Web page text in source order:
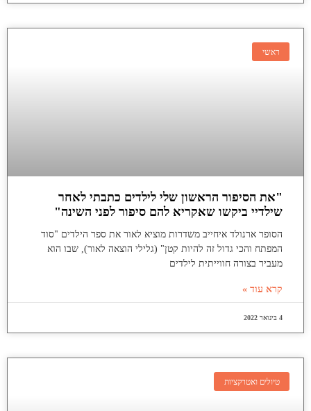
ראשי
"את הסיפור הראשון שלי לילדים כתבתי לאחר
שילדיי ביקשו שאקריא להם סיפור לפני השינה"
הסופר ארנולד איחייב משדרות מוציא לאור את ספר הילדים "סוד
המפתח והכי גדול זה להיות קטן" (גלילי הוצאה לאור), שבו הוא
מעביר בצורה חווייתית לילדים
קרא עוד »
4 בינואר 2022
טיולים ואטרקציות